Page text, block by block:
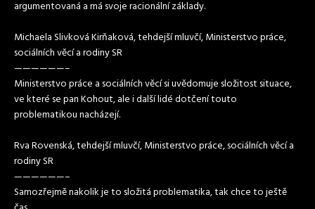
argumentovaná a má svoje racionální základy.
Michaela Slivková Kirňaková, tehdejší mluvčí, Ministerstvo práce,
sociálních věcí a rodiny SR
——————–
Ministerstvo práce a sociálních věcí si uvědomuje složitost situace,
ve které se pan Kohout, ale i další lidé dotčení touto
problematikou nacházejí.
Rva Rovenská, tehdejší mluvčí, Ministerstvo práce, sociálních věcí a
rodiny SR
——————–
Samozřejmě nakolik je to složitá problematika, tak chce to ještě